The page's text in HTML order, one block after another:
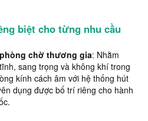
biệt cho từng nhu cầu
chờ thương gia: Nhằm
sang trọng và không khí trong
kính cách âm với hệ thống hút
dụng được bố trí riêng cho hành